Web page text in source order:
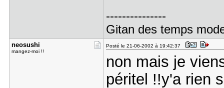
---------------
Gitan des temps
neosushi
mangez-moi !!
Posté le 21-06-2002 à 19:42:37
non mais je
péritel !!y'a rien